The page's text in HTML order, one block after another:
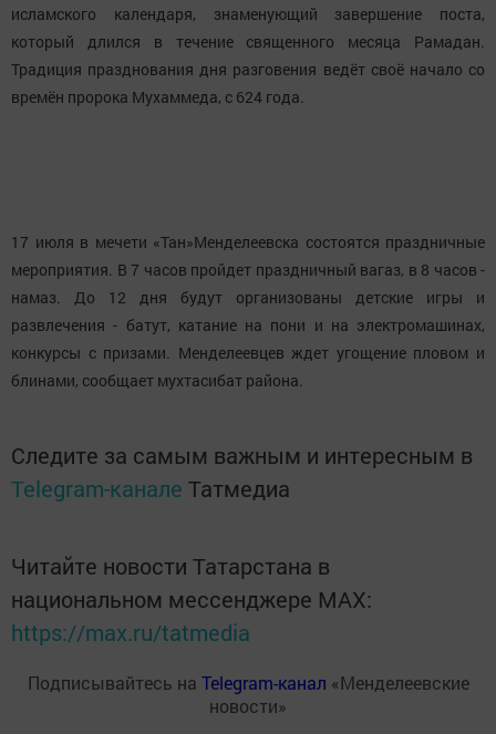
исламского календаря, знаменующий завершение поста,
который длился в течение священного месяца Рамадан.
Традиция празднования дня разговения ведёт своё начало со
времён пророка Мухаммеда, с 624 года.
17 июля в мечети «Тан»Менделеевска состоятся праздничные
мероприятия. В 7 часов пройдет праздничный вагаз, в 8 часов -
намаз. До 12 дня будут организованы детские игры и
развлечения - батут, катание на пони и на электромашинах,
конкурсы с призами. Менделеевцев ждет угощение пловом и
блинами, сообщает мухтасибат района.
Следите за самым важным и интересным в
Telegram-канале Татмедиа
Читайте новости Татарстана в
национальном мессенджере MАХ:
https://max.ru/tatmedia
Подписывайтесь на Telegram-канал «Менделеевские
новости»